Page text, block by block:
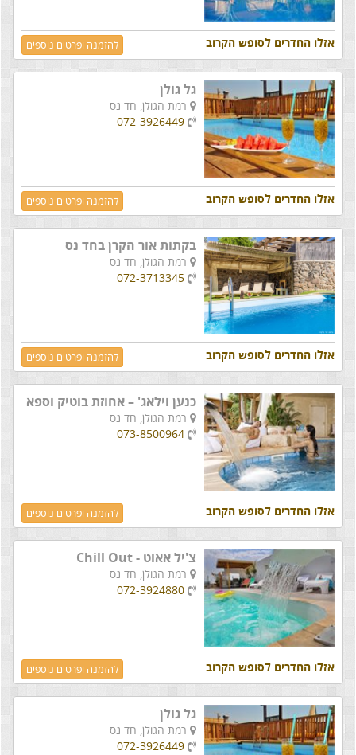
אזלו החדרים לסופש הקרוב להזמנה ופרטים נוספים
גל גולן
רמת הגולן, חד נס
072-3926449
אזלו החדרים לסופש הקרוב להזמנה ופרטים נוספים
בקתות אור הקרן בחד נס
רמת הגולן, חד נס
072-3713345
אזלו החדרים לסופש הקרוב להזמנה ופרטים נוספים
כנען וילאג' – אחוזת בוטיק וספא
רמת הגולן, חד נס
073-8500964
אזלו החדרים לסופש הקרוב להזמנה ופרטים נוספים
צ'יל אאוט - Chill Out
רמת הגולן, חד נס
072-3924880
אזלו החדרים לסופש הקרוב להזמנה ופרטים נוספים
גל גולן
רמת הגולן, חד נס
072-3926449